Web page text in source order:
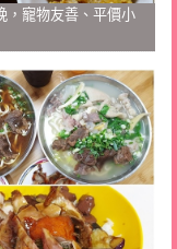
，寵物友善、平價小